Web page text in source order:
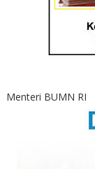
Menteri BUMN RI